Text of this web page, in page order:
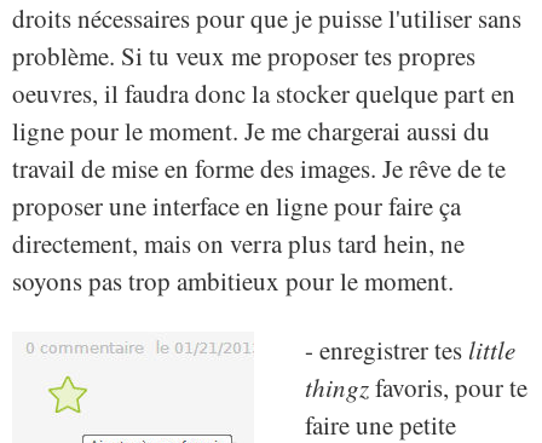
droits nécessaires pour que je puisse l'utiliser sans
problème. Si tu veux me proposer tes propres
oeuvres, il faudra donc la stocker quelque part en
ligne pour le moment. Je me chargerai aussi du
travail de mise en forme des images. Je rêve de te
proposer une interface en ligne pour faire ça
directement, mais on verra plus tard hein, ne
soyons pas trop ambitieux pour le moment.
- enregistrer tes little
thingzfavoris, pour te
faire une petite